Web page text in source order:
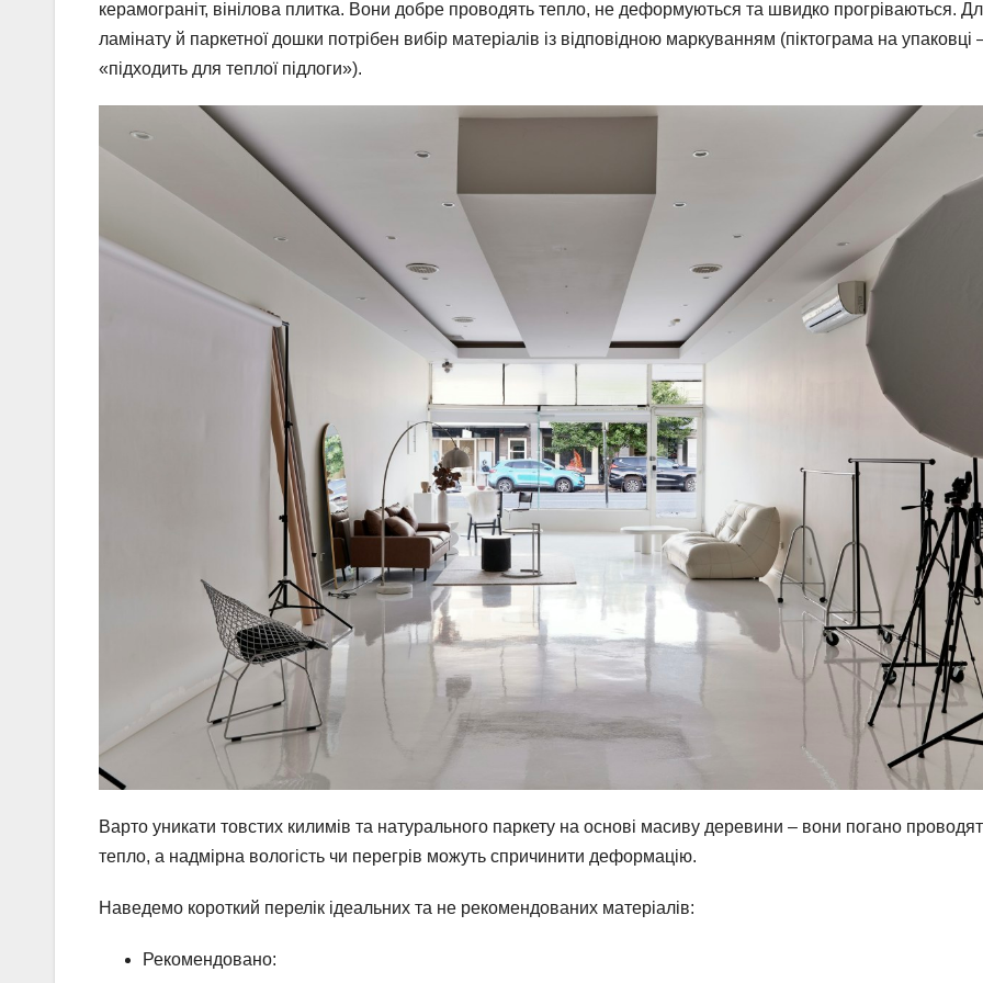
керамограніт, вінілова плитка. Вони добре проводять тепло, не деформуються та швидко прогріваються.
ламінату й паркетної дошки потрібен вибір матеріалів із відповідною маркуванням (піктограма на упаковці
«підходить для теплої підлоги»).
Варто уникати товстих килимів та натурального паркету на основі масиву деревини – вони погано
тепло, а надмірна вологість чи перегрів можуть спричинити деформацію.
Наведемо короткий перелік ідеальних та не рекомендованих матеріалів:
Рекомендовано: